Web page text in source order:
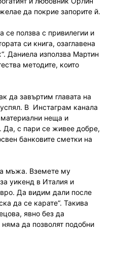
да покрие запорите й.
се ползва с привилегии и
си книга, озаглавена
Даниела използва Мартин
методите, които
да завъртим главата на
В Инстаграм канала
неща и
Да, с пари се живее добре,
банковите сметки на
мъжа. Вземете му
уикенд в Италия и
Да видим дали после
да се карате“. Такива
явно без да
да позволят подобни